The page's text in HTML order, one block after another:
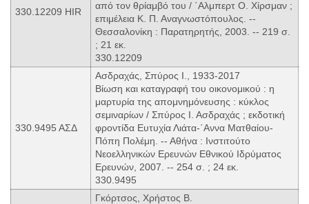
330.12209 HIR
από τον θρίαμβό του / ΄Αλμπερτ Ο. Χίρσμαν ;
επιμέλεια Κ. Π. Αναγνωστόπουλος. --
Θεσσαλονίκη : Παρατηρητής, 2003. -- 219 σ.
; 21 εκ.
330.12209
330.9495 ΑΣΔ
Ασδραχάς, Σπύρος Ι., 1933-2017
Βίωση και καταγραφή του οικονομικού : η
μαρτυρία της απομνημόνευσης : κύκλος
σεμιναρίων / Σπύρος Ι. Ασδραχάς ; εκδοτική
φροντίδα Ευτυχία Λιάτα-΄Αννα Ματθαίου-
Πόπη Πολέμη. -- Αθήνα : Ινστιτούτο
Νεοελληνικών Ερευνών Εθνικού Ιδρύματος
Ερευνών, 2007. -- 254 σ. ; 24 εκ.
330.9495
Γκόρτσος, Χρήστος Β.